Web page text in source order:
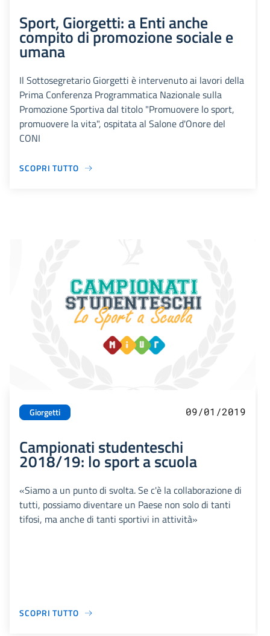
Sport, Giorgetti: a Enti anche
compito di promozione sociale e
umana
Il Sottosegretario Giorgetti è intervenuto ai lavori della
Prima Conferenza Programmatica Nazionale sulla
Promozione Sportiva dal titolo "Promuovere lo sport,
promuovere la vita", ospitata al Salone d'Onore del
CONI
SCOPRI TUTTO
Giorgetti 09/01/2019
Campionati studenteschi
2018/19: lo sport a scuola
«Siamo a un punto di svolta. Se c'è la collaborazione di
tutti, possiamo diventare un Paese non solo di tanti
tifosi, ma anche di tanti sportivi in attività»
SCOPRI TUTTO